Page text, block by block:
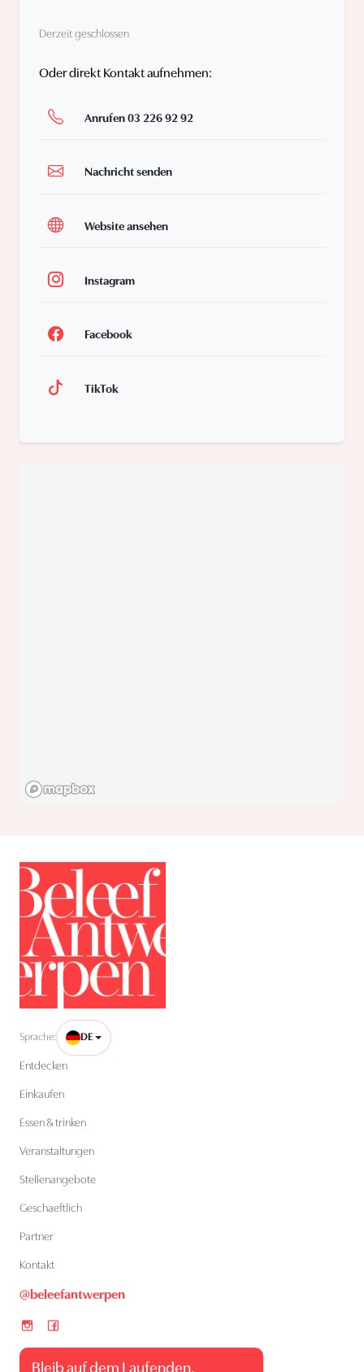
Derzeit geschlossen
Oder direkt Kontakt aufnehmen:
Anrufen 03 226 92 92
Nachricht senden
Website ansehen
Instagram
Facebook
TikTok
Sprache: DE
Entdecken
Einkaufen
Essen & trinken
Veranstaltungen
Stellenangebote
Geschaeftlich
Partner
Kontakt
@beleefantwerpen